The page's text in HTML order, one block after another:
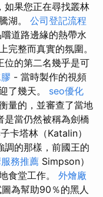
如果您正在尋找叢林
湖。 公司登記流程
道路邊緣的熱帶水
完整而真實的氛圍。
位的第二名幾乎是可
- 當時製作的視頻
了幾天。 seo優化
量的，並審查了當地
是當仍然被稱為劍橋
卡塔林（Katalin）
調的那樣，前國王的
務推薦 Simpson）
食堂工作。 外燴廠
為幫助90％的黑人